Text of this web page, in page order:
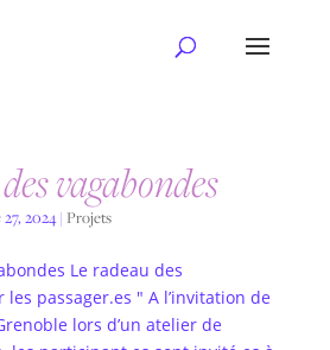
vagabondes
2024| Projets
Le radeau des
passager.es " A l’invitation de
lors d’un atelier de